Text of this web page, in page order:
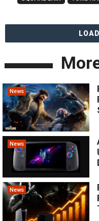
News
News
News